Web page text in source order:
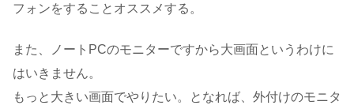
フォンをすることオススメする。
また、ノートPCのモニターですから大画面というわけに
はいきません。
もっと大きい画面でやりたい。となれば、外付けのモニタ